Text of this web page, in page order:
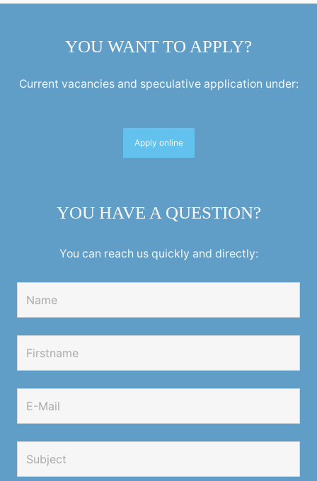
YOU WANT TO APPLY?
Current vacancies and speculative application under:
Apply online
YOU HAVE A QUESTION?
You can reach us quickly and directly: